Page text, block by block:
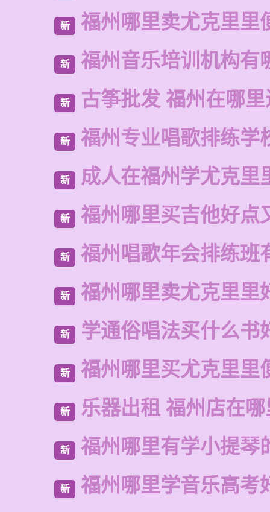
新 福州哪里卖尤克里里
新 福州音乐培训机构有
新 古筝批发 福州在哪
新 福州专业唱歌排练学
新 成人在福州学尤克里
新 福州哪里买吉他好点
新 福州唱歌年会排练班
新 福州哪里卖尤克里里
新 学通俗唱法买什么书
新 福州哪里买尤克里里
新 乐器出租 福州店在
新 福州哪里有学小提琴
新 福州哪里学音乐高考